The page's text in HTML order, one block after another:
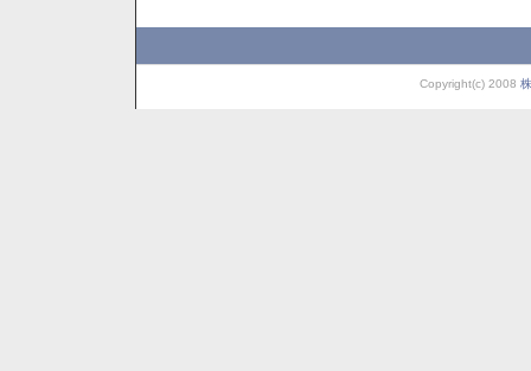
Copyright(c) 2008